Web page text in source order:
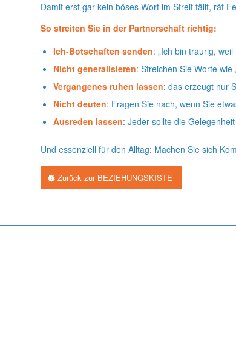
Damit erst gar kein böses Wort im Streit fällt, rät
So streiten Sie in der Partnerschaft richtig:
Ich-Botschaften senden: „Ich bin traurig,
Nicht generalisieren: Streichen Sie Worte wie
Vergangenes ruhen lassen: das erzeugt nur
Nicht deuten: Fragen Sie nach, wenn Sie
Ausreden lassen: Jeder sollte die
Und essenziell für den Alltag: Machen Sie sich
Zurück zur BEZIEHUNGSKISTE